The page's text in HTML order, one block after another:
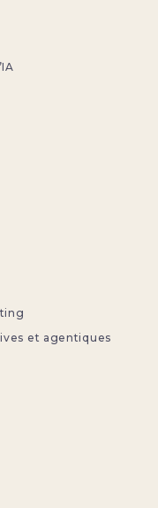
et agentiques